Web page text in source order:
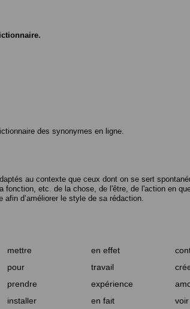
des synonymes en ligne.
au contexte que ceux dont on se sert
etc. de la chose, de l'être, de l'action en
d’améliorer le style de sa rédaction.
mettre en effet
pour travail
prendre expérience
installer en fait voir